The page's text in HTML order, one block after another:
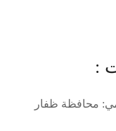
:
محافظة ظفار